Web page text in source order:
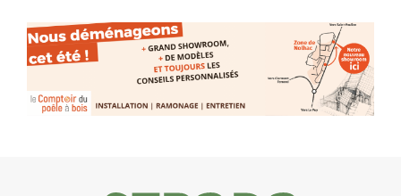
(de peau).entre.sarcasme et
facétie.
Programmée en off du festival
installation temporaire vous